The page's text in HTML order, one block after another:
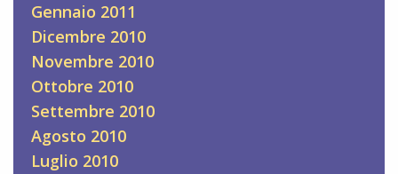
Gennaio 2011
Dicembre 2010
Novembre 2010
Ottobre 2010
Settembre 2010
Agosto 2010
Luglio 2010